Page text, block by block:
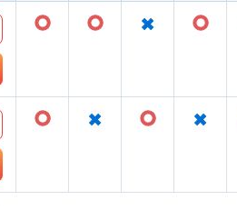
○ ○ × ○
○ × ○ ×